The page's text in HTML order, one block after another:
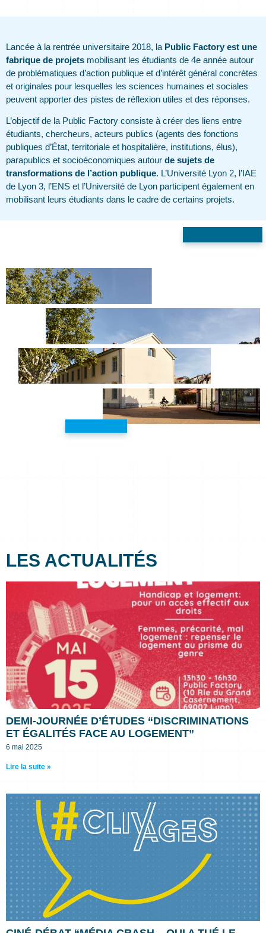
Lancée à la rentrée universitaire 2018, la Public Factory est une
fabrique de projets mobilisant les étudiants de 4e année autour
de problématiques d’action publique et d’intérêt général concrètes
et originales pour lesquelles les sciences humaines et sociales
peuvent apporter des pistes de réflexion utiles et des réponses.
L’objectif de la Public Factory consiste à créer des liens entre
étudiants, chercheurs, acteurs publics (agents des fonctions
publiques d’État, territoriale et hospitalière, institutions, élus),
parapublics et socioéconomiques autour de sujets de
transformations de l’action publique. L’Université Lyon 2, l’IAE
de Lyon 3, l’ENS et l’Université de Lyon participent également en
mobilisant leurs étudiants dans le cadre de certains projets.
LES ACTUALITÉS
DEMI-JOURNÉE D’ÉTUDES “DISCRIMINATIONS
ET ÉGALITÉS FACE AU LOGEMENT”
6 mai 2025
Lire la suite »